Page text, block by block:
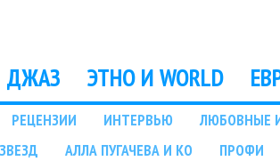
ДЖАЗ ЭТНО И WORLD
РЕЦЕНЗИИ ИНТЕРВЬЮ ЛЮБОВНЫЕ
АЛЛА ПУГАЧЕВА И КО ПРОФИ